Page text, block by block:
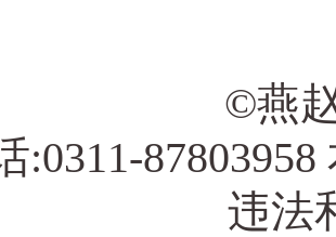
©燕
:0311-
违法